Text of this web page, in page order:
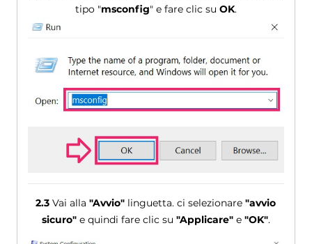
tipo "msconfig" e fare clic su OK.
2.3 Vai alla"Avvio" linguetta. ci selezionare"avvio
sicuro"e quindi fare clic su "Applicare"e "OK".